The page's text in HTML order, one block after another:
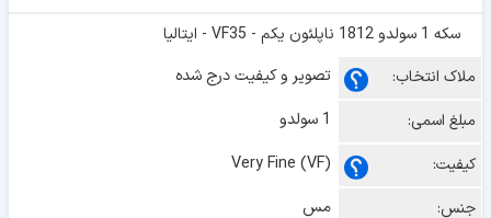
سکه 1 سولدو 1812 ناپلئون یکم - VF35 - ایتالیا
ملاک انتخاب:
تصویر و کیفیت درج شده
مبلغ اسمی:
1 سولدو
کیفیت:
Very Fine (VF)
جنس:
مس